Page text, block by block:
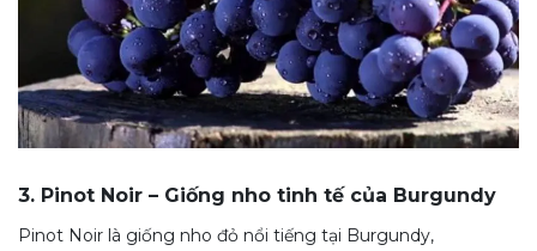
3. Pinot Noir – Giống nho tinh tế của Burgundy
Pinot Noir là giống nho đỏ nổi tiếng tại Burgundy,